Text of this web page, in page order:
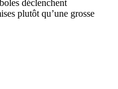
déclenchent
plutôt qu’une grosse